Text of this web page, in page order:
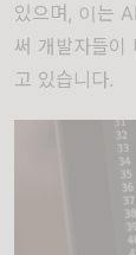
있으며, 이는
써 개발자들이
고 있습니다.